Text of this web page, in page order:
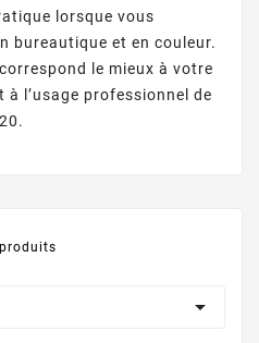
lorsque vous
bureautique et en couleur.
le mieux à votre
à l’usage professionnel de
